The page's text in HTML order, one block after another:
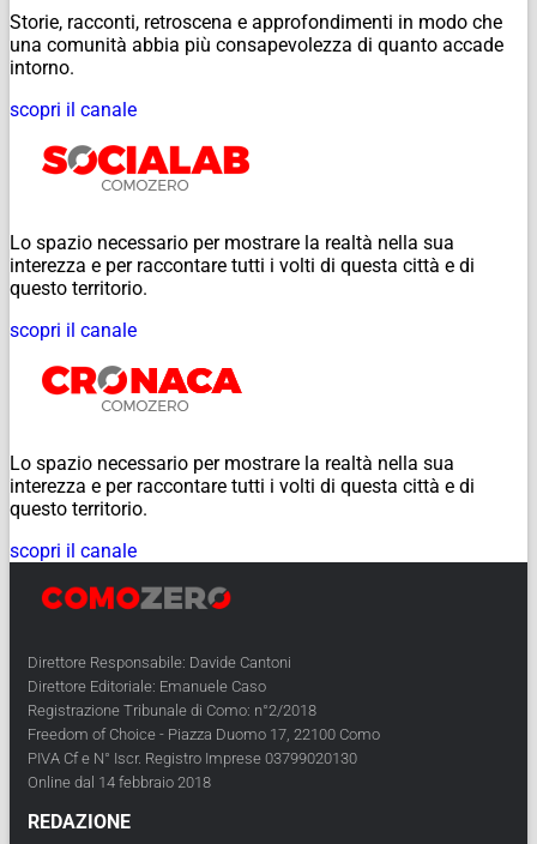
Storie, racconti, retroscena e approfondimenti in modo che
una comunità abbia più consapevolezza di quanto accade
intorno.
scopri il canale
Lo spazio necessario per mostrare la realtà nella sua
interezza e per raccontare tutti i volti di questa città e di
questo territorio.
scopri il canale
Lo spazio necessario per mostrare la realtà nella sua
interezza e per raccontare tutti i volti di questa città e di
questo territorio.
scopri il canale
Direttore Responsabile: Davide Cantoni
Direttore Editoriale: Emanuele Caso
Registrazione Tribunale di Como: n°2/2018
Freedom of Choice - Piazza Duomo 17, 22100 Como
PIVA Cf e N° Iscr. Registro Imprese 03799020130
Online dal 14 febbraio 2018
REDAZIONE